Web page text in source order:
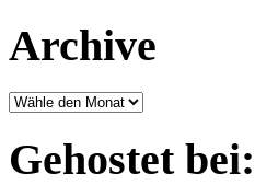
Archive
Gehostet bei: